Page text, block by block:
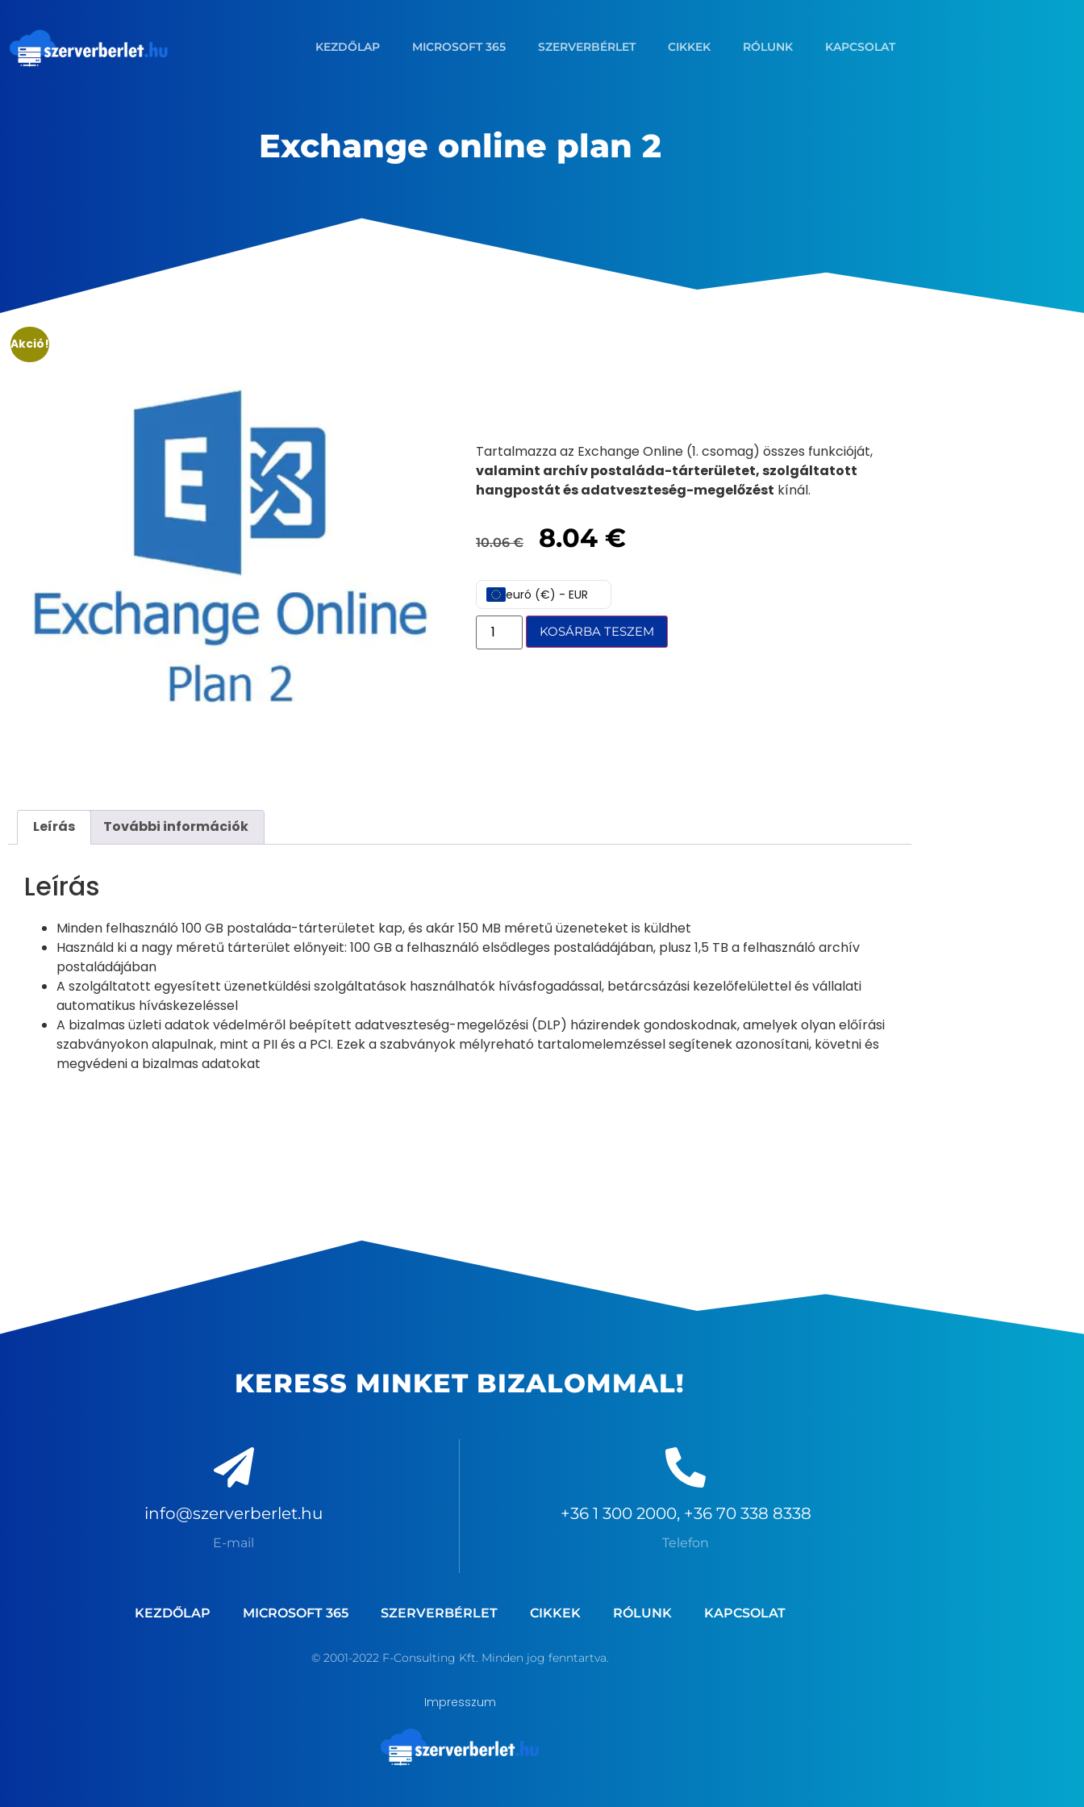
KEZDŐLAP MICROSOFT 365 SZERVERBÉRLET CIKKEK RÓLUNK KAPCSOLAT
Exchange online plan 2
Akció!
Tartalmazza az Exchange Online (1. csomag) összes funkcióját,
valamint archív postaláda-tárterületet, szolgáltatott
hangpostát és adatveszteség-megelőzést kínál.
10.06€ 8.04 €
euró (€) - EUR
KOSÁRBA TESZEM
Leírás További információk
Leírás
Minden felhasználó 100 GB postaláda-tárterületet kap, és akár 150 MB méretű üzeneteket is küldhet
Használd ki a nagy méretű tárterület előnyeit: 100 GB a felhasználó elsődleges postaládájában, plusz 1,5 TB a felhasználó archív
postaládájában
A szolgáltatott egyesített üzenetküldési szolgáltatások használhatók hívásfogadással, betárcsázási kezelőfelülettel és vállalati
automatikus híváskezeléssel
A bizalmas üzleti adatok védelméről beépített adatveszteség-megelőzési (DLP) házirendek gondoskodnak, amelyek olyan előírási
szabványokon alapulnak, mint a PII és a PCI. Ezek a szabványok mélyreható tartalomelemzéssel segítenek azonosítani, követni és
megvédeni a bizalmas adatokat
KERESS MINKET BIZALOMMAL!
info@szerverberlet.hu
E-mail
+36 1 300 2000, +36 70 338 8338
Telefon
KEZDŐLAP MICROSOFT 365 SZERVERBÉRLET CIKKEK RÓLUNK KAPCSOLAT
© 2001-2022 F-Consulting Kft. Minden jog fenntartva.
Impresszum